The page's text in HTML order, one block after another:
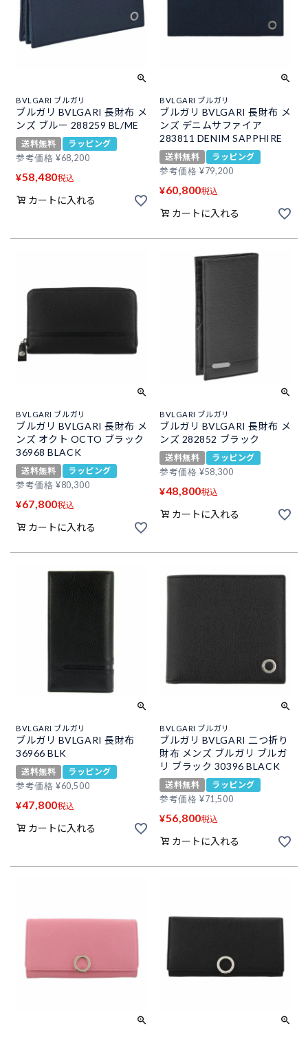
BVLGARI ブルガリ
ブルガリ BVLGARI 長財布 メ
ンズ ブルー 288259 BL/ME
送料無料
ラッピング
参考価格 ¥68,200
¥58,480税込
カートに入れる
BVLGARI ブルガリ
ブルガリ BVLGARI 長財布 メ
ンズ デニムサファイア
283811 DENIM SAPPHIRE
送料無料
ラッピング
参考価格 ¥79,200
¥60,800税込
カートに入れる
BVLGARI ブルガリ
ブルガリ BVLGARI 長財布 メ
ンズ オクト OCTO ブラック
36968 BLACK
送料無料
ラッピング
参考価格 ¥80,300
¥67,800税込
カートに入れる
BVLGARI ブルガリ
ブルガリ BVLGARI 長財布 メ
ンズ 282852 ブラック
送料無料
ラッピング
参考価格 ¥58,300
¥48,800税込
カートに入れる
BVLGARI ブルガリ
ブルガリ BVLGARI 長財布
36966 BLK
送料無料
ラッピング
参考価格 ¥60,500
¥47,800税込
カートに入れる
BVLGARI ブルガリ
ブルガリ BVLGARI 二つ折り
財布 メンズ ブルガリ ブルガ
リ ブラック 30396 BLACK
送料無料
ラッピング
参考価格 ¥71,500
¥56,800税込
カートに入れる